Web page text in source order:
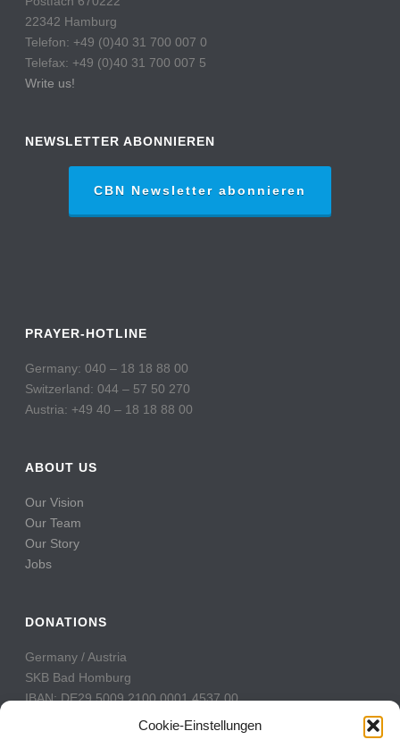
Cookie-Einstellungen
22342 Hamburg
Telefon: +49 (0)40 31 700 007 0
Telefax: +49 (0)40 31 700 007 5
Write us!
NEWSLETTER ABONNIEREN
CBN Newsletter abonnieren
PRAYER-HOTLINE
Germany: 040 – 18 18 88 00
Switzerland: 044 – 57 50 270
Austria: +49 40 – 18 18 88 00
ABOUT US
Our Vision
Our Team
Our Story
Jobs
DONATIONS
Germany / Austria
SKB Bad Homburg
IBAN: DE29 5009 2100 0001 4537 00
BIC: GENODE51BH2